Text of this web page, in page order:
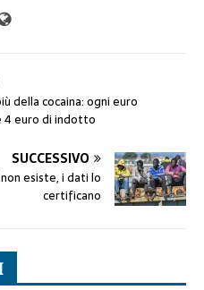
della cocaina: ogni euro
euro di indotto
SUCCESSIVO
esiste, i dati lo
certificano